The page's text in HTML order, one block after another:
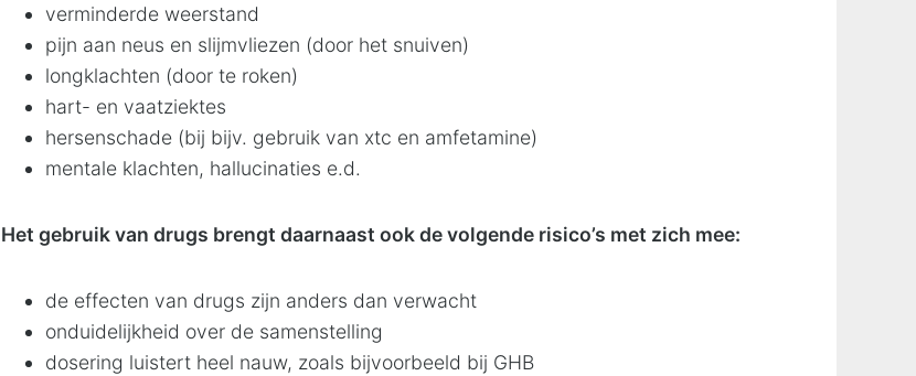
verminderde weerstand
pijn aan neus en slijmvliezen (door het snuiven)
longklachten (door te roken)
hart- en vaatziektes
hersenschade (bij bijv. gebruik van xtc en amfetamine)
mentale klachten, hallucinaties e.d.
Het gebruik van drugs brengt daarnaast ook de volgende risico’s met zich mee:
de effecten van drugs zijn anders dan verwacht
onduidelijkheid over de samenstelling
dosering luistert heel nauw, zoals bijvoorbeeld bij GHB